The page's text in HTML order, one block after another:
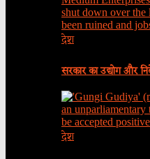
देश
सरकार का उद्योग और
देश